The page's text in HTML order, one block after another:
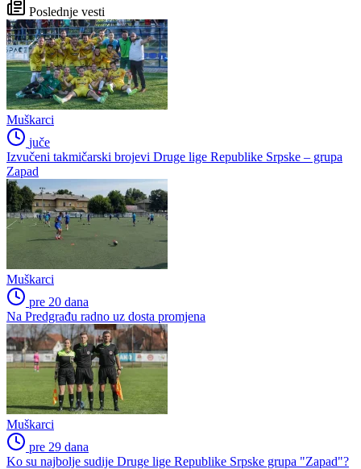
Poslednje vesti
Muškarci
juče
Izvučeni takmičarski brojevi Druge lige Republike Srpske – grupa
Zapad
Muškarci
pre 20 dana
Na Predgrađu radno uz dosta promjena
Muškarci
pre 29 dana
Ko su najbolje sudije Druge lige Republike Srpske grupa "Zapad"?